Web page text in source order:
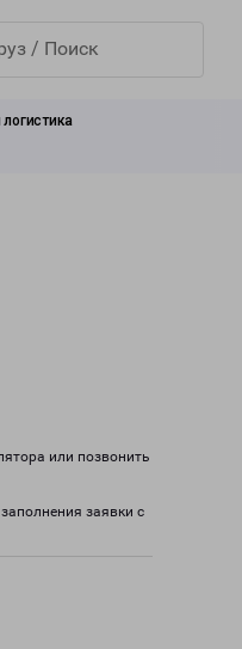
или позвонить
заявки с